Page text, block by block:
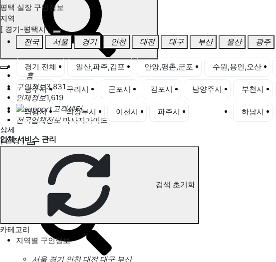
홈
구인정보3,831
인재정보1,619
고객센터
전국업체정보 마사지가이드
업체 서비스 관리
개인 서비스 관리
평택 실장 구인정보
평택 실장 구인정보
지역
[ 경기-평택시 ]
전국
서울 경기 인천 대전 대구 부산 울산 광주
경기 전체 일산,파주,김포 안양,평촌,군포 수원,용인,오산
광주시 구리시 군포시 김포시 남양주시 부천시
의왕시 의정부시 이천시 파주시 하남시
상세
[ 실장 ]
검색 초기화
카테고리
지역별 구인정보
서울 경기 인천 대전 대구 부산